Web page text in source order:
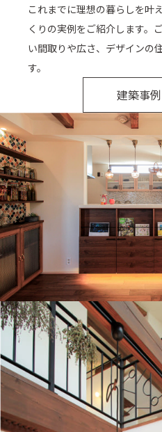
これまでに理想の暮らしを叶
くりの実例をご紹介します。
い間取りや広さ、デザインの
す。
建築事